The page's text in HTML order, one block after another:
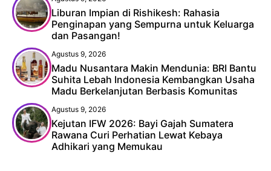
Liburan Impian di Rishikesh: Rahasia
Penginapan yang Sempurna untuk Keluarga
dan Pasangan!
Agustus 9, 2026
Madu Nusantara Makin Mendunia: BRI Bantu
Suhita Lebah Indonesia Kembangkan Usaha
Madu Berkelanjutan Berbasis Komunitas
Agustus 9, 2026
Kejutan IFW 2026: Bayi Gajah Sumatera
Rawana Curi Perhatian Lewat Kebaya
Adhikari yang Memukau